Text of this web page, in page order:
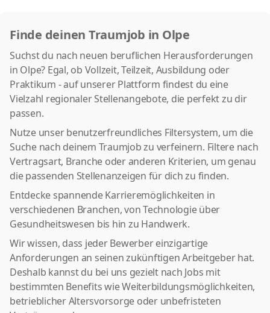
Finde deinen Traumjob in Olpe
Suchst du nach neuen beruflichen Herausforderungen
in Olpe? Egal, ob Vollzeit, Teilzeit, Ausbildung oder
Praktikum - auf unserer Plattform findest du eine
Vielzahl regionaler Stellenangebote, die perfekt zu dir
passen.
Nutze unser benutzerfreundliches Filtersystem, um die
Suche nach deinem Traumjob zu verfeinern. Filtere nach
Vertragsart, Branche oder anderen Kriterien, um genau
die passenden Stellenanzeigen für dich zu finden.
Entdecke spannende Karrieremöglichkeiten in
verschiedenen Branchen, von Technologie über
Gesundheitswesen bis hin zu Handwerk.
Wir wissen, dass jeder Bewerber einzigartige
Anforderungen an seinen zukünftigen Arbeitgeber hat.
Deshalb kannst du bei uns gezielt nach Jobs mit
bestimmten Benefits wie Weiterbildungsmöglichkeiten,
betrieblicher Altersvorsorge oder unbefristeten